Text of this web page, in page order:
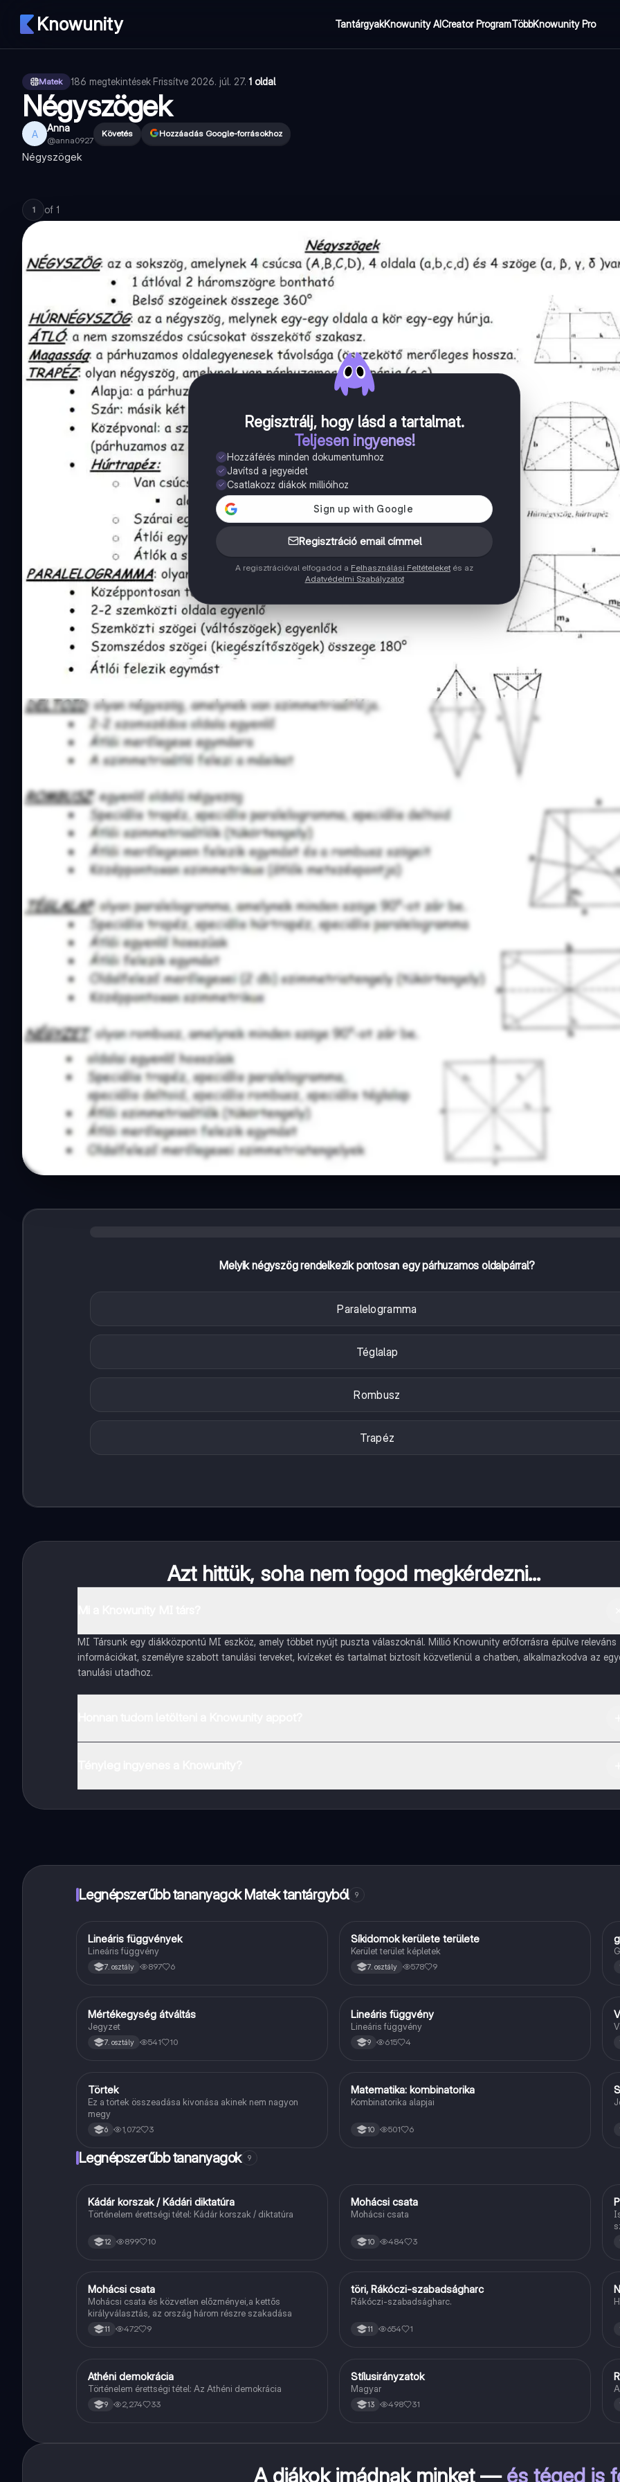
Knowunity TantárgyakKnowunity AICreator ProgramTöbbKnowunity Pro
Matek 186 megtekintések·Frissítve 2026. júl. 27.·1 oldal
Négyszögek
A Anna
@anna0927
Követés Hozzáadás Google-forrásokhoz
Négyszögek
1 of 1
Regisztrálj, hogy lásd a tartalmat.
Teljesen ingyenes!
Hozzáférés minden dokumentumhoz
Javítsd a jegyeidet
Csatlakozz diákok millióihoz
Regisztráció email címmel
A regisztrációval elfogadod a Felhasználási Feltételeket és az
Adatvédelmi Szabályzatot
Melyik négyszög rendelkezik pontosan egy párhuzamos oldalpárral?
Paralelogramma
Téglalap
Rombusz
Trapéz
Azt hittük, soha nem fogod megkérdezni...
MI Társunk egy diákközpontú MI eszköz, amely többet nyújt puszta válaszoknál. Millió Knowunity erőforrásra épülve releváns
információkat, személyre szabott tanulási terveket, kvízeket és tartalmat biztosít közvetlenül a chatben, alkalmazkodva az
tanulási utadhoz.
a kezed ügyében.
Legnépszerűbb tananyagok Matek tantárgyból 9
Matek
Lineáris függvények
Lineáris függvény
7. osztály 897 6
Matek
Síkidomok kerülete területe
Kerület terület képletek
7. osztály 578 9
Matek
Mértékegység átváltás
Jegyzet
7. osztály 541 10
Matek
Lineáris függvény
Lineáris függvény
9 615 4
Matek
Törtek
Ez a törtek összeadása kivonása akinek nem nagyon
megy
6 1,072 3
Matek
Matematika: kombinatorika
Kombinatorika alapjai
10 501 6
Legnépszerűbb tananyagok 9
Töri
Kádár korszak / Kádári diktatúra
Történelem érettségi tétel: Kádár korszak / diktatúra
12 899 10
Magyar
Mohácsi csata
Mohácsi csata
10 484 3
Töri
Mohácsi csata
Mohácsi csata és közvetlen előzményei,a kettős
királyválasztás, az ország három részre szakadása
11 472 9
Töri
töri, Rákóczi-szabadságharc
Rákóczi-szabadságharc.
11 654 1
Töri
Athéni demokrácia
Történelem érettségi tétel: Az Athéni demokrácia
9 2,274 33
Magyar
Stílusirányzatok
Magyar
13 498 31
A diákok imádnak minket —és téged is